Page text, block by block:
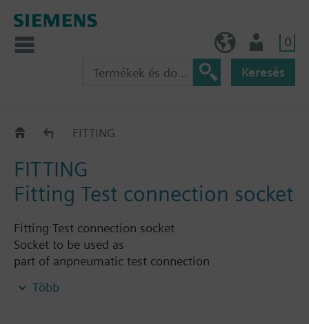
0
Keresés
KatalógusFITTING
FITTING
Fitting Test connection socket
Fitting Test connection socket
Socket to be used as
part of anpneumatic test connection
Több